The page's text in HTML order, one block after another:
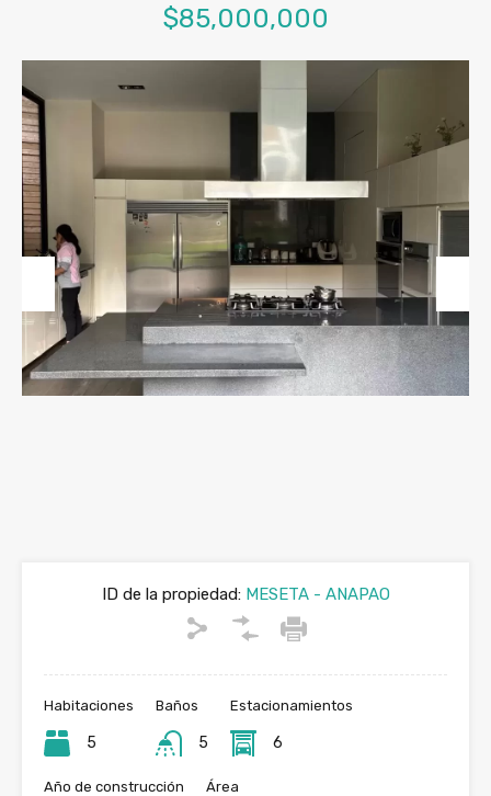
$85,000,000
Previous Next
ID de la propiedad:MESETA - ANAPAO
Habitaciones
5
Baños
5
Estacionamientos
6
Año de construcción Área